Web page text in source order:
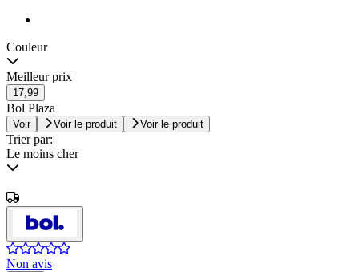
Couleur
Meilleur prix
17,99
Bol Plaza
Voir Voir le produit Voir le produit
Trier par:
Le moins cher
Non avis